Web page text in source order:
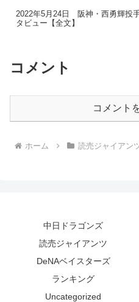
2022年5月24日 阪神・西勇輝投
タビュー【全文】
コメント
コメント
ホーム 読売ジャイアン
中日ドラゴンズ
読売ジャイアンツ
DeNAベイスターズ
ランキング
Uncategorized